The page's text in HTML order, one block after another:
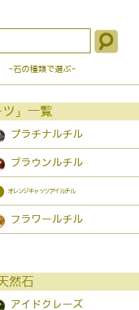
-石の種類で選ぶ-
ツ」一覧
プラチナルチル
ブラウンルチル
オレンジキャッツアイルチル
フラワールチル
然石
アイドクレーズ